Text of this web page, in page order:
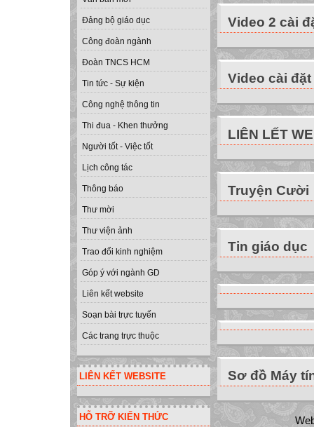
Đảng bộ giáo dục
Công đoàn ngành
Đoàn TNCS HCM
Tin tức - Sự kiện
Công nghệ thông tin
Thi đua - Khen thưởng
Người tốt - Việc tốt
Lịch công tác
Thông báo
Thư mời
Thư viện ảnh
Trao đổi kinh nghiệm
Góp ý với ngành GD
Liên kết website
Soạn bài trực tuyến
Các trang trực thuộc
LIÊN KẾT WEBSITE
HỖ TRỠ KIẾN THỨC
Video 2 cài
Video cài đặt
LIÊN LẾT
Truyện Cười
Tin giáo dục
Sơ đồ Máy